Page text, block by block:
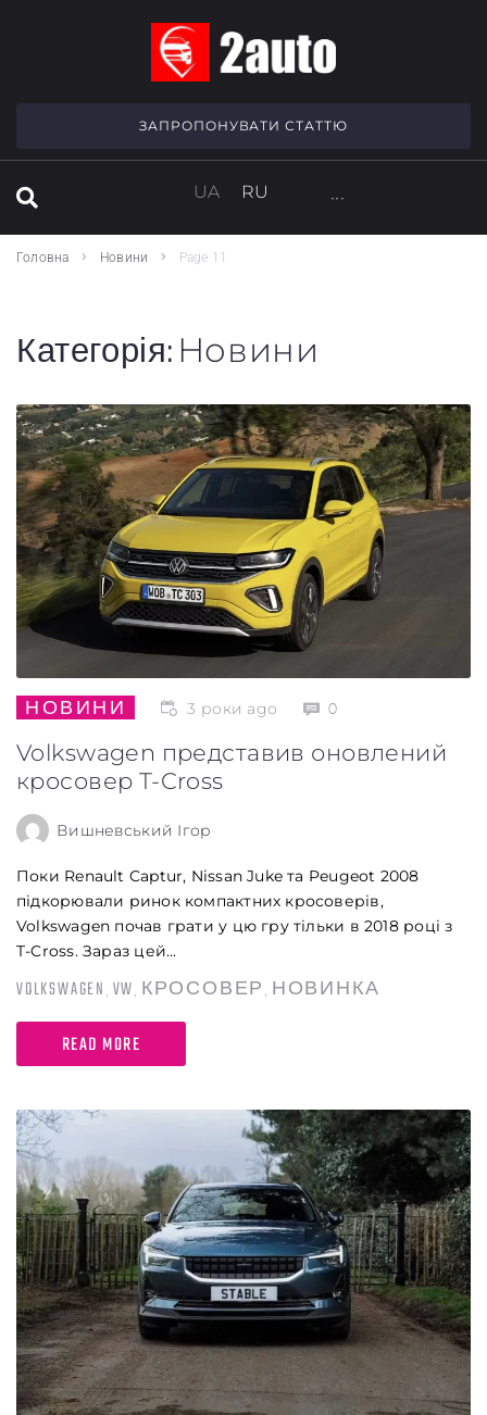
ЗАПРОПОНУВАТИ СТАТТЮ
···
UA RU
Головна Новини Page 11
Категорія: Новини
НОВИНИ 3 роки ago 0
Volkswagen представив оновлений
кросовер T-Cross
Вишневський Ігор
Поки Renault Captur, Nissan Juke та Peugeot 2008
підкорювали ринок компактних кросоверів,
Volkswagen почав грати у цю гру тільки в 2018 році з
T-Cross. Зараз цей...
VOLKSWAGEN VW КРОСОВЕР НОВИНКА
READ MORE
SEARCH THIS WEBSITE